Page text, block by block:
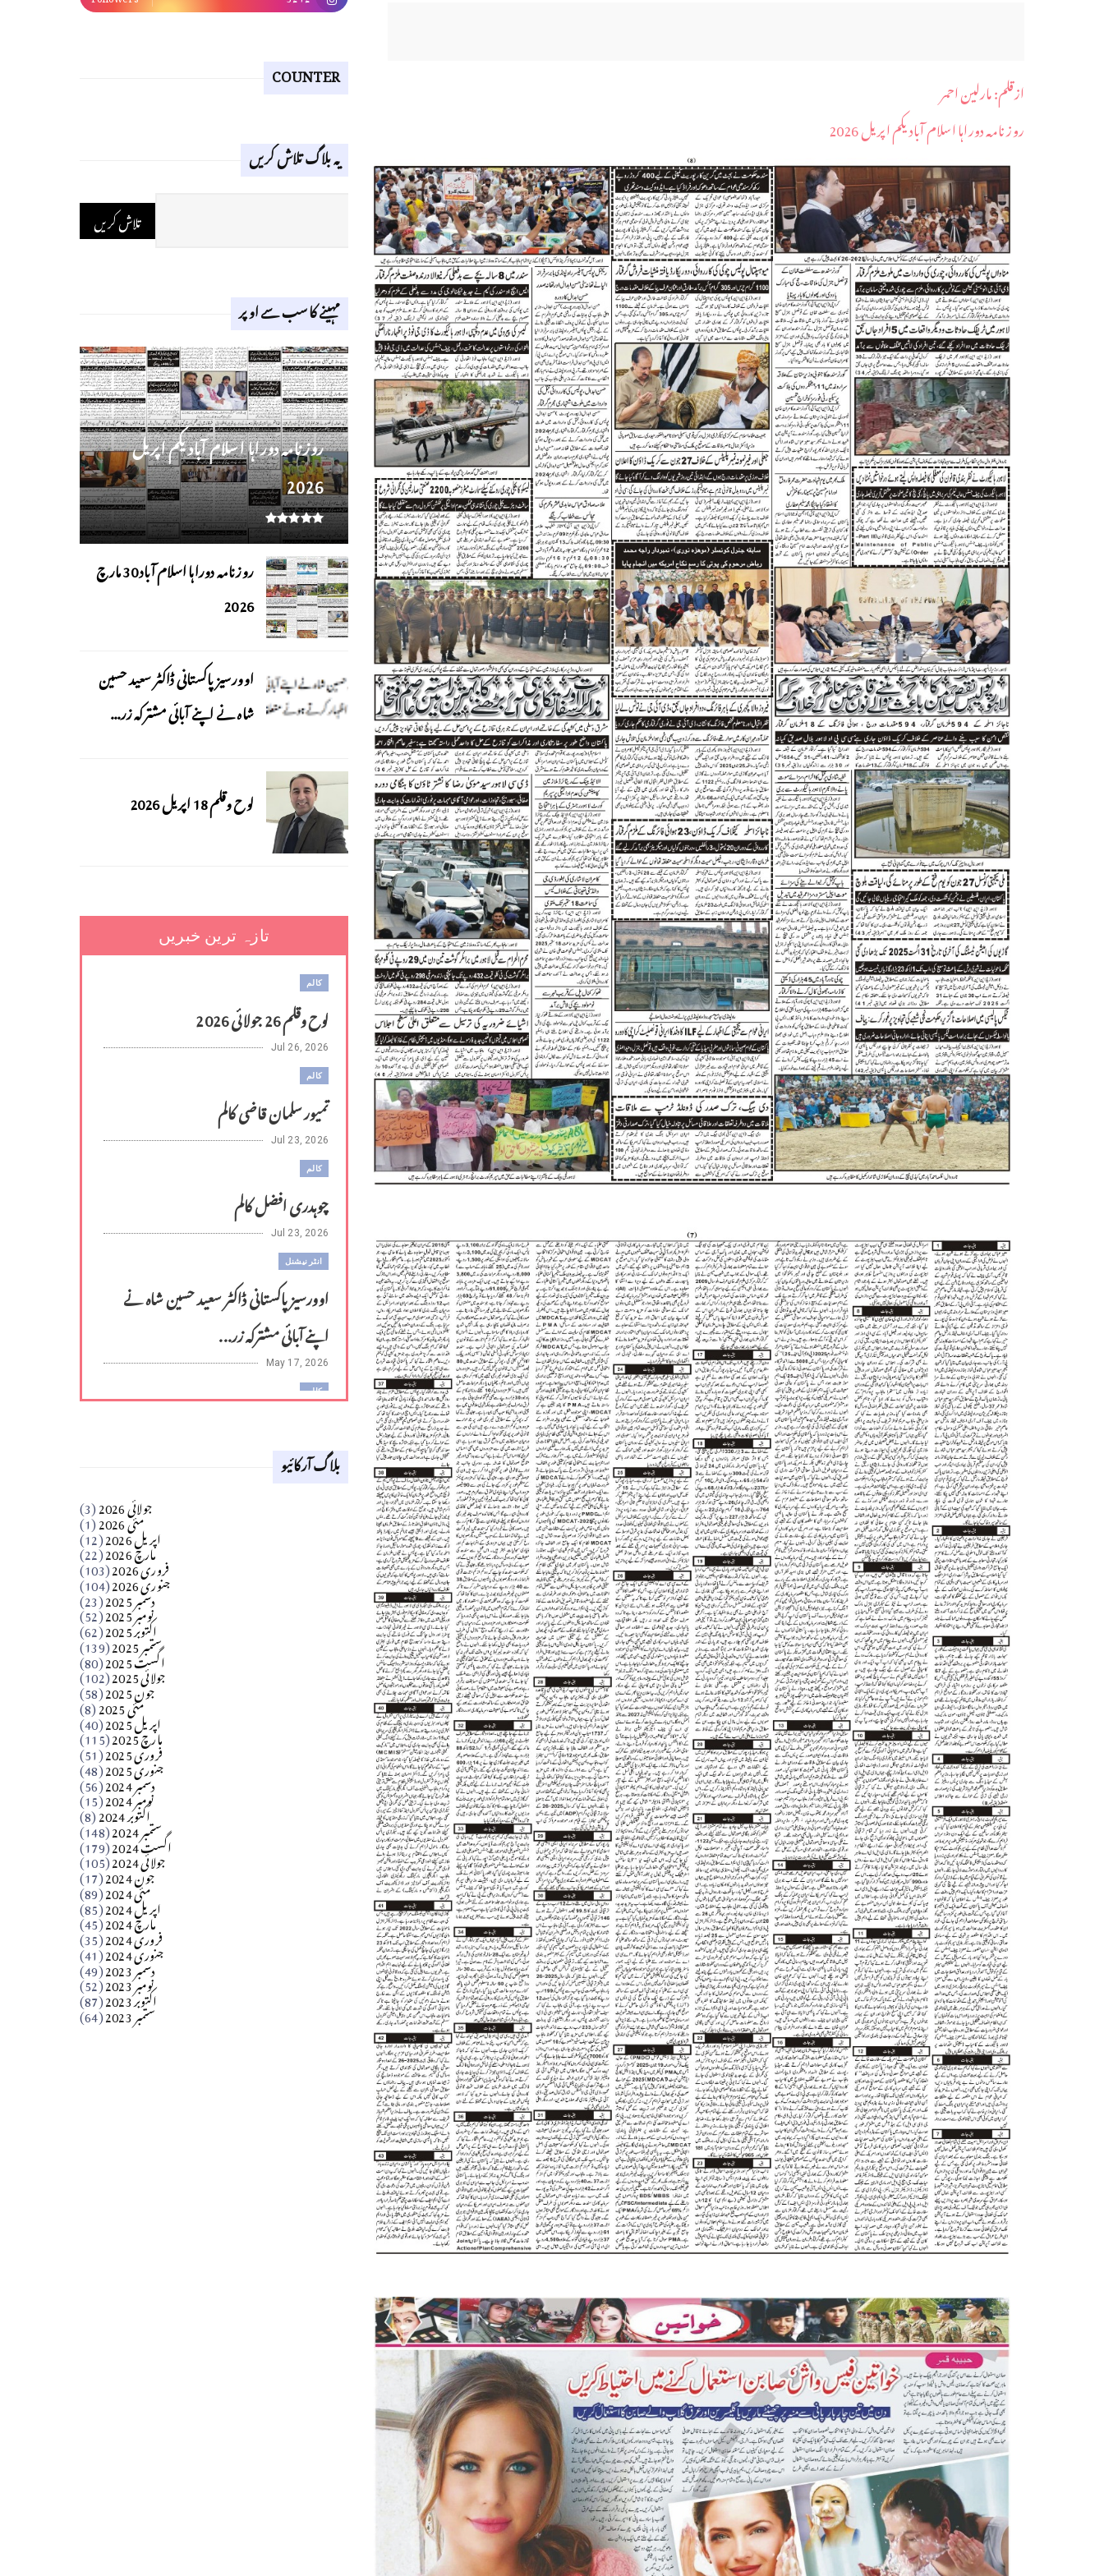
ازقلم: مارلین احمر
روز نامہ دوراہا اسلام آباد یکم اپریل 2026
COUNTER
یہ بلاگ تلاش کریں
مہینے کا سب سے اوپر
روز نامہ دوراہا اسلام آباد یکم اپریل
2026
روزنامہ دوراہا اسلام آباد 30 مارچ
2026
اوورسیز پاکستانی ڈاکٹر سعید حسین
شاہ نے اپنے آبائی مشترکہ زر...
لوح وقلم 18 اپریل 2026
تازہ ترین خبریں
کالم
لوح وقلم 26 جولائی 2026
Jul 26, 2026
کالم
تمیور سلمان قاضی کالم
Jul 23, 2026
کالم
چوہدری افضل کالم
Jul 23, 2026
انٹر نیشنل
اوورسیز پاکستانی ڈاکٹر سعید حسین شاہ نے
اپنے آبائی مشترکہ زر...
May 17, 2026
کالم
Apr 18, 2026
آزاد کشمیر جیسے احتجاج کی ضرورت ہے؟
​تحریر: عاصم نواز طاہرخیلی (غازی/ہری پور)
بلاگ آرکائیو
جولائی 2026 (3) مئی 2026 (1) اپریل 2026 (12) مارچ 2026 (22) فروری 2026 (103) جنوری 2026 (104) دسمبر 2025 (23) نومبر 2025 (52) اکتوبر 2025 (62) ستمبر 2025 (139) اگست 2025 (80) جولائی 2025 (102) جون 2025 (58) مئی 2025 (8) اپریل 2025 (40) مارچ 2025 (115) فروری 2025 (51) جنوری 2025 (48) دسمبر 2024 (56) نومبر 2024 (15) اکتوبر 2024 (8) ستمبر 2024 (148) اگست 2024 (179) جولائی 2024 (105) جون 2024 (17) مئی 2024 (89) اپریل 2024 (85) مارچ 2024 (45) فروری 2024 (35) جنوری 2024 (41) دسمبر 2023 (49) نومبر 2023 (52) اکتوبر 2023 (87) ستمبر 2023 (64)